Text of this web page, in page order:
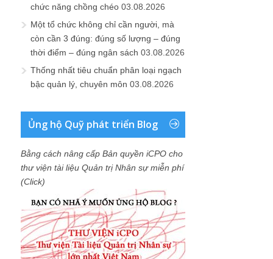
chức năng chồng chéo 03.08.2026
Một tổ chức không chỉ cần người, mà
còn cần 3 đúng: đúng số lượng – đúng
thời điểm – đúng ngân sách 03.08.2026
Thống nhất tiêu chuẩn phân loại ngạch
bậc quản lý, chuyên môn 03.08.2026
Ủng hộ Quỹ phát triển Blog
Bằng cách nâng cấp Bản quyền iCPO cho
thư viện tài liệu Quản trị Nhân sự miễn phí
(Click)